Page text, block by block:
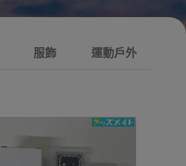
服飾 運動戶外